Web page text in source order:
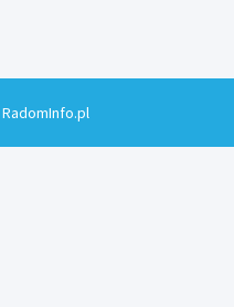
RadomInfo.pl